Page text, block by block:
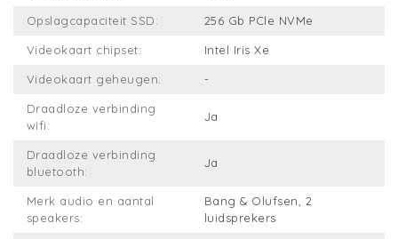
Opslagcapaciteit SSD: 256 Gb PCle NVMe
Videokaart chipset: Intel Iris Xe
Videokaart geheugen: -
Draadloze verbinding
wifi:
Ja
Draadloze verbinding
bluetooth:
Ja
Merk audio en aantal
speakers:
Bang & Olufsen, 2
luidsprekers